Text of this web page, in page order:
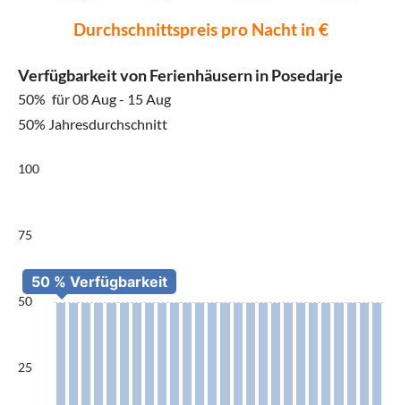
Durchschnittspreis pro Nacht in €
Verfügbarkeit von Ferienhäusern in Posedarje
50% für 08 Aug - 15 Aug
50% Jahresdurchschnitt
100
75
50
25